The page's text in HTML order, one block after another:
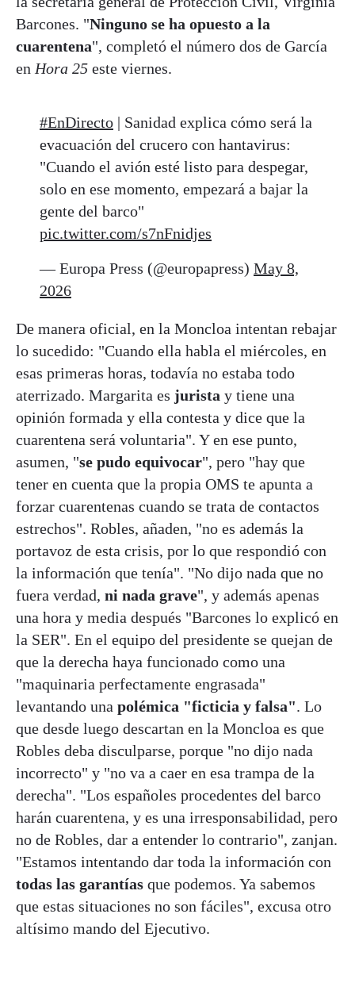
Barcones. "Ninguno se ha opuesto a la
cuarentena", completó el número dos de García
en Hora 25 este viernes.
#EnDirecto | Sanidad explica cómo será la
evacuación del crucero con hantavirus:
"Cuando el avión esté listo para despegar,
solo en ese momento, empezará a bajar la
gente del barco"
pic.twitter.com/s7nFnidjes
— Europa Press (@europapress) May 8,
2026
De manera oficial, en la Moncloa intentan rebajar
lo sucedido: "Cuando ella habla el miércoles, en
esas primeras horas, todavía no estaba todo
aterrizado. Margarita es jurista y tiene una
opinión formada y ella contesta y dice que la
cuarentena será voluntaria". Y en ese punto,
asumen, "se pudo equivocar", pero "hay que
tener en cuenta que la propia OMS te apunta a
forzar cuarentenas cuando se trata de contactos
estrechos". Robles, añaden, "no es además la
portavoz de esta crisis, por lo que respondió con
la información que tenía". "No dijo nada que no
fuera verdad, ni nada grave", y además apenas
una hora y media después "Barcones lo explicó en
la SER". En el equipo del presidente se quejan de
que la derecha haya funcionado como una
"maquinaria perfectamente engrasada"
levantando una polémica "ficticia y falsa". Lo
que desde luego descartan en la Moncloa es que
Robles deba disculparse, porque "no dijo nada
incorrecto" y "no va a caer en esa trampa de la
derecha". "Los españoles procedentes del barco
harán cuarentena, y es una irresponsabilidad, pero
no de Robles, dar a entender lo contrario", zanjan.
"Estamos intentando dar toda la información con
todas las garantías que podemos. Ya sabemos
que estas situaciones no son fáciles", excusa otro
altísimo mando del Ejecutivo.